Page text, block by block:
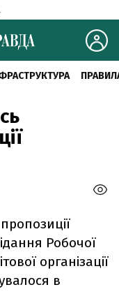
Робочої
організації
в